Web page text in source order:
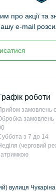
про акції та
e-mail
роботи
замовлень
замовлень
з 7 до 14
(черговий
вулиця